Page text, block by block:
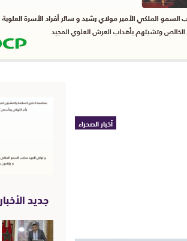
أخبار الصحراء
جديد الأخبار